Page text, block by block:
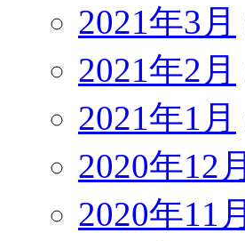
2021年3月
2021年2月
2021年1月
2020年12月
2020年11月